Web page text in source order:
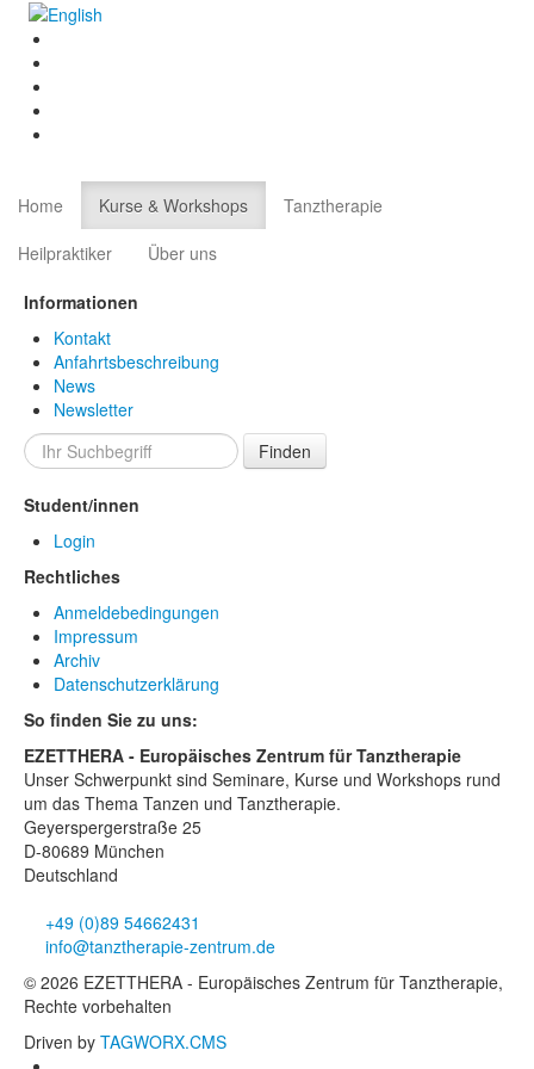
Home Kurse & Workshops
Tanztherapie
Heilpraktiker
Über uns
Informationen
Kontakt
Anfahrtsbeschreibung
News
Newsletter
Finden
Student/innen
Login
Rechtliches
Anmeldebedingungen
Impressum
Archiv
Datenschutzerklärung
So finden Sie zu uns:
EZETTHERA - Europäisches Zentrum für Tanztherapie
Unser Schwerpunkt sind Seminare, Kurse und Workshops rund
um das Thema Tanzen und Tanztherapie.
Geyerspergerstraße 25
D-80689 München
Deutschland
+49 (0)89 54662431
info@tanztherapie-zentrum.de
© 2026 EZETTHERA - Europäisches Zentrum für Tanztherapie,
Rechte vorbehalten
Driven by TAGWORX.CMS